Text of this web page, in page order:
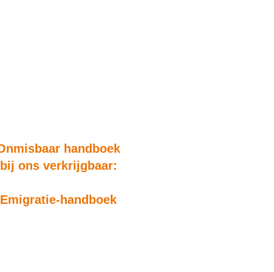
handboek
bij ons verkrijgbaar:
Emigratie-handboek